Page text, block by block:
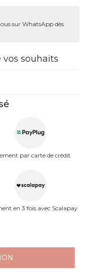
sur WhatsApp dès
souhaits
par carte de crédit
en 3 fois avec Scalapay